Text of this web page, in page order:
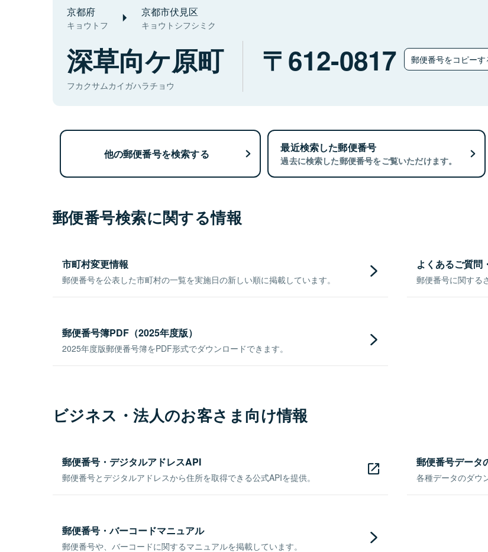
京都府
キョウトフ
京都市伏見区
キョウトシフシミク
深草向ケ原町
フカクサムカイガハラチョウ
612-0817 郵便番号をコピーす
他の郵便番号を検索する 最近検索した郵便番号
過去に検索した郵便番号をご覧いただけます。
郵便番号検索に関する情報
市町村変更情報
郵便番号を公表した市町村の一覧を実施日の新しい順に掲載しています。
よくあるご質問
郵便番号に関する
郵便番号簿PDF（2025年度版）
2025年度版郵便番号簿をPDF形式でダウンロードできます。
ビジネス・法人のお客さま向け情報
郵便番号・デジタルアドレスAPI
郵便番号とデジタルアドレスから住所を取得できる公式APIを提供。
郵便番号データ
各種データのダウ
郵便番号・バーコードマニュアル
郵便番号や、バーコードに関するマニュアルを掲載しています。